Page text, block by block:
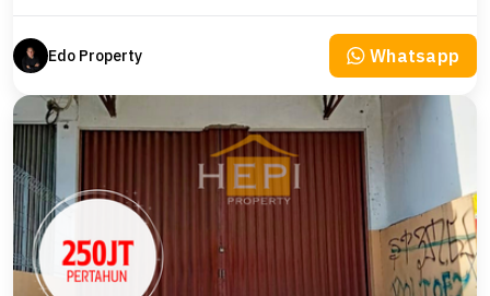
Edo Property Whatsapp